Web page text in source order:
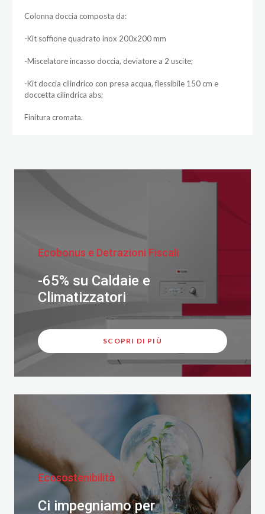
Colonna doccia composta da:
-Kit soffione quadrato inox 200x200 mm
-Miscelatore incasso doccia, deviatore a 2 uscite;
-Kit doccia cilindrico con presa acqua, flessibile 150 cm e
doccetta cilindrica abs;
Finitura cromata.
Ecobonus e Detrazioni Fiscali
-65% su Caldaie e
Climatizzatori
SCOPRI DI PIÙ
Ecosostenibilità
Ci impegniamo per